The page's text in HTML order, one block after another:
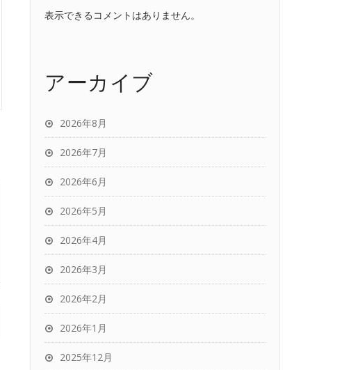
表示できるコメントはありません。
アーカイブ
2026年8月
2026年7月
2026年6月
2026年5月
2026年4月
2026年3月
2026年2月
2026年1月
2025年12月